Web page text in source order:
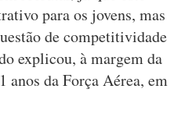
para os jovens, mas
de competitividade
explicou, à margem da
da Força Aérea, em